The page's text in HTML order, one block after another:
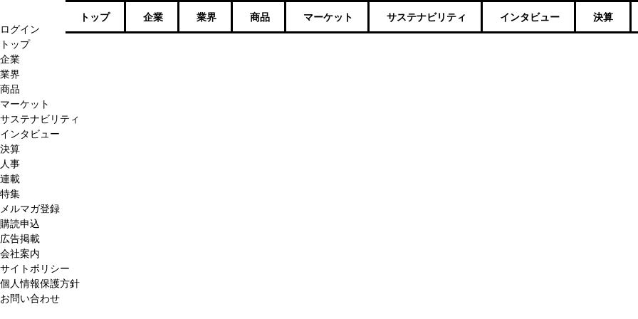
ログイン
トップ
企業
業界
商品
マーケット
サステナビリティ
インタビュー
決算
人事
連載
特集
メルマガ登録
購読申込
広告掲載
会社案内
サイトポリシー
個人情報保護方針
お問い合わせ
トップ 企業 業界 商品 マーケット サステナビリティ インタビュー 決算